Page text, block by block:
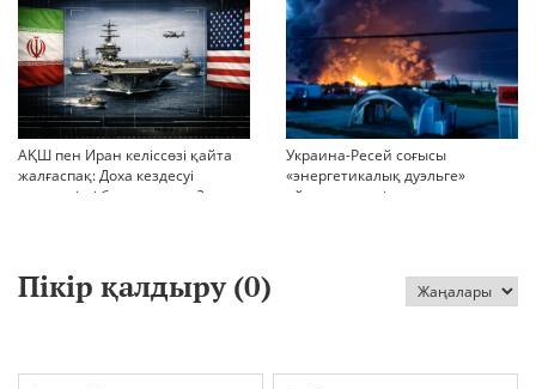
АҚШ пен Иран келіссөзі қайта
жалғаспақ: Доха кездесуі
шиеленісті бәсеңдете ме?
Украина-Ресей соғысы
«энергетикалық дуэльге»
айналып кетті
Пікір қалдыру (0)